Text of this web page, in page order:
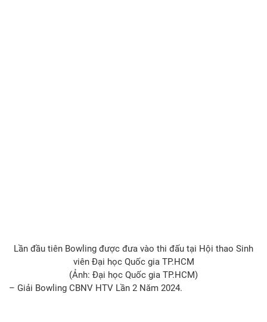
Lần đầu tiên Bowling được đưa vào thi đấu tại Hội thao Sinh
viên Đại học Quốc gia TP.HCM
(Ảnh: Đại học Quốc gia TP.HCM)
– Giải Bowling CBNV HTV Lần 2 Năm 2024.